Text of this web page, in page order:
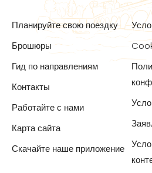
Планируйте свою поездку
Брошюры
Гид по направлениям
Контакты
Работайте с нами
Карта сайта
Скачайте наше приложение